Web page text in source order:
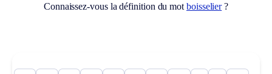
Connaissez-vous la définition du mot boisselier?